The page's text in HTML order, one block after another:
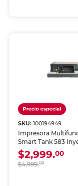
SKU: 100194949
Impresora
Smart Tank 583
Tinta a Color Wi-Fi
$2,999.00
$4,999.00